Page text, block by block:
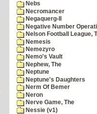
Nebs
Necromancer
Negaquerg-II
Negative Number
Nelson Football League,
Nemesis
Nemezyro
Nemo's Vault
Nephew, The
Neptune
Neptune's Daughters
Nerm Of Bemer
Neron
Nerve Game, The
Nessie (v1)